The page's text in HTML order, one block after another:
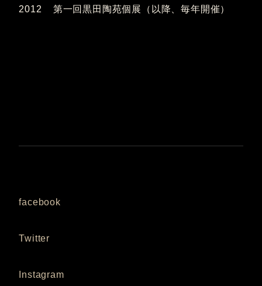
2012 第一回黒田陶苑個展（以降、毎年開催）
facebook
Twitter
Instagram